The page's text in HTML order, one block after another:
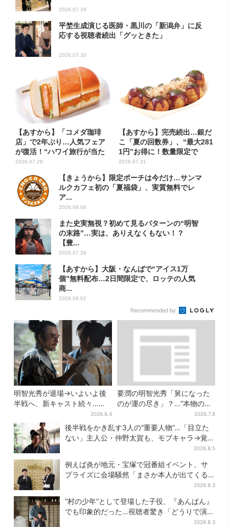
2026.07.29
平埜生成演じる医師・黒川の「新潟弁」に反
応する視聴者続出「グッときた」
2026.07.30
【あすから】「コメダ珈琲
店」で2年ぶり…人気フェア
が復活！“ハワイ旅行が当た
る”...
2026.07.28
【あすから】完売続出…銀だ
こ「夏の回数券」、“最大281
1円”お得に！数量限定で
2026.07.31
【きょうから】限定ポーチは今だけ…サンマ
ルクカフェ初の「夏福袋」、実質無料でレ
ア...
2026.08.04
また史実無視？初めて見るパターンの“明智
の末路”…実は、ありえなくもない！？
【豊...
2026.07.29
【あすから】大阪・なんばで“アイス1万
個”無料配布…2日間限定で、ロッテの人気
商...
2026.08.02
Recommended by
明智光秀が退場→いよいよ後
半戦へ、新キャスト続々…
「豊臣兄弟！」振り返り＆第
30回あらすじ
2026.8.4
要潤の明智光秀「舅になった
のが運の尽き」？…“本物の黒
幕”が最高火力の「本能寺」へ
【豊臣兄弟】
2026.7.8
後半戦をかき乱す3人の“重要人物”…「目立た
ない」主人公・仲野太賀も、モブキャラ→覚醒
2026.8.5
例えば炎が地元・宝塚で冠番組イベント、サ
プライズに会場騒然「まさか本人が出てくる
2026.8.3
“村の少年”として登場した子役、『あんぱん』
でも印象的だった…視聴者驚き「どうりで演技
2026.8.3